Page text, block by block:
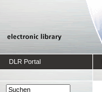
DLR Portal